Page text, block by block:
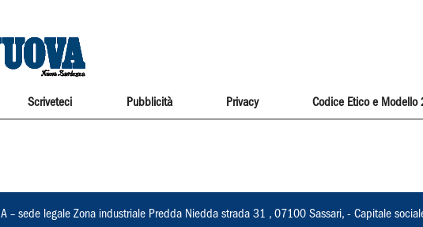
Scriveteci Pubblicità Privacy Codice Etico e Modello
– sede legale Zona industriale Predda Niedda strada 31 , 07100 Sassari, - Capitale